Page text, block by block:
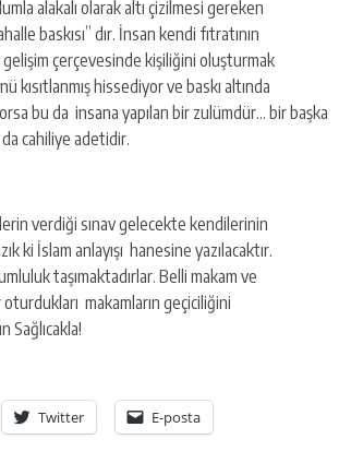
alakalı olarak altı çizilmesi gereken
baskısı” dır. İnsan kendi fıtratının
çerçevesinde kişiliğini oluşturmak
kısıtlanmış hissediyor ve baskı altında
bu da insana yapılan bir zulümdür… bir başka
cahiliye adetidir.
verdiği sınav gelecekte kendilerinin
ki İslam anlayışı hanesine yazılacaktır.
taşımaktadırlar. Belli makam ve
makamların geçiciliğini
Sağlıcakla!
Twitter E-posta